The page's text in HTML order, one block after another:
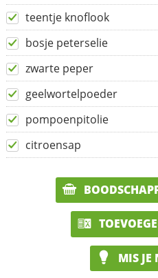
teentje knoflook
bosje peterselie
zwarte peper
geelwortelpoeder
pompoenpitolie
citroensap
MIS JE